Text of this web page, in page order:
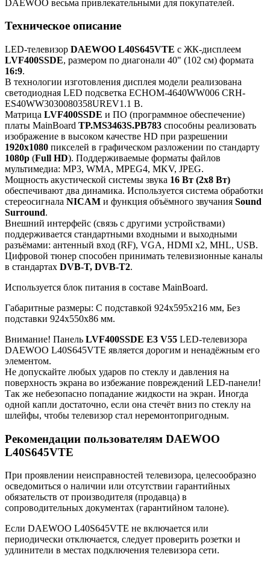
DAEWOO весьма привлекательными для покупателей.
Техническое описание
LED-телевизор DAEWOO L40S645VTE с ЖК-дисплеем
LVF400SSDE, размером по диагонали 40" (102 см) формата
16:9.
В технологии изготовления дисплея модели реализована
светодиодная LED подсветка ECHOM-4640WW006 CRH-
ES40WW3030080358UREV1.1 B.
Матрица LVF400SSDE и ПО (программное обеспечение)
платы MainBoard TP.MS3463S.PB783 способны реализовать
изображение в высоком качестве HD при разрешении
1920x1080 пикселей в графическом разложении по стандарту
1080p (Full HD). Поддерживаемые форматы файлов
мультимедиа: MP3, WMA, MPEG4, MKV, JPEG.
Мощность акустической системы звука 16 Вт (2х8 Вт)
обеспечивают два динамика. Используется система обработки
стереосигнала NICAM и функция объёмного звучания Sound
Surround.
Внешний интерфейс (связь с другими устройствами)
поддерживается стандартными входными и выходными
разъёмами: антенный вход (RF), VGA, HDMI x2, MHL, USB.
Цифровой тюнер способен принимать телевизионные каналы
в стандартах DVB-T, DVB-T2.
Используется блок питания в составе MainBoard.
Габаритные размеры: C подставкой 924x595x216 мм, Без
подставки 924x550x86 мм.
Внимание! Панель LVF400SSDE E3 V55 LED-телевизора
DAEWOO L40S645VTE является дорогим и ненадёжным его
элементом.
Не допускайте любых ударов по стеклу и давления на
поверхность экрана во избежание повреждений LED-панели!
Так же небезопасно попадание жидкости на экран. Иногда
одной капли достаточно, если она стечёт вниз по стеклу на
шлейфы, чтобы телевизор стал неремонтопригодным.
Рекомендации пользователям DAEWOO
L40S645VTE
При проявлении неисправностей телевизора, целесообразно
осведомиться о наличии или отсутствии гарантийных
обязательств от производителя (продавца) в
сопроводительных документах (гарантийном талоне).
Если DAEWOO L40S645VTE не включается или
периодически отключается, следует проверить розетки и
удлинители в местах подключения телевизора сети.